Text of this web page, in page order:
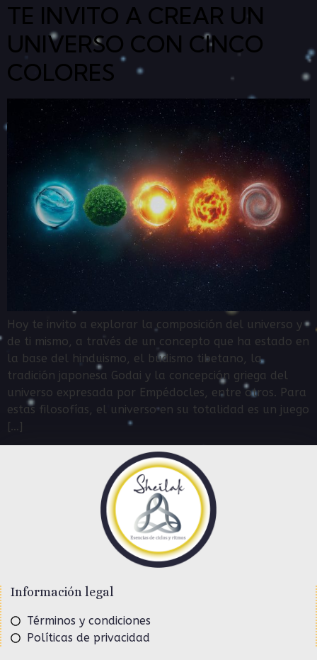
TE INVITO A CREAR UN
UNIVERSO CON CINCO
COLORES
Hoy te invito a explorar la composición del universo y
de ti mismo, a través de un concepto que ha estado en
la base del hinduismo, el budismo tibetano, la
tradición japonesa Godai y la concepción griega del
universo expresada por Empédocles, entre otros. Para
estas filosofías, el universo en su totalidad es un juego
[…]
Información legal
Términos y condiciones
Políticas de privacidad